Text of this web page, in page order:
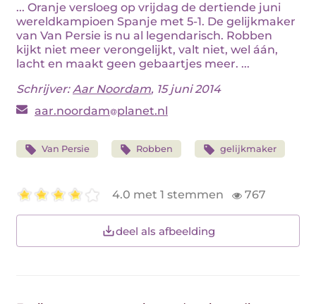
... Oranje versloeg op vrijdag de dertiende juni
wereldkampioen Spanje met 5-1. De gelijkmaker
van Van Persie is nu al legendarisch. Robben
kijkt niet meer verongelijkt, valt niet, wel áán,
lacht en maakt geen gebaartjes meer. ...
Schrijver:Aar Noordam, 15 juni 2014
aar.noordam planet.nl
Van Persie Robben gelijkmaker
4.0 met 1 stemmen 767
deel als afbeelding